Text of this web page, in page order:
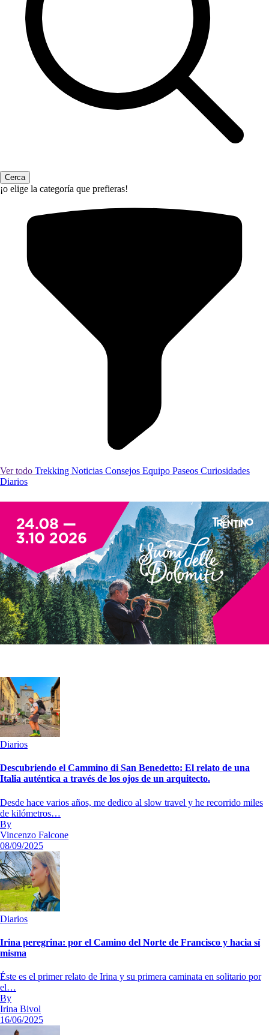
¡o elige la categoría que prefieras!
Ver todo Trekking Noticias Consejos Equipo Paseos Curiosidades
Diarios
Diarios
Descubriendo el Cammino di San Benedetto: El relato de una
Italia auténtica a través de los ojos de un arquitecto.
Desde hace varios años, me dedico al slow travel y he recorrido miles
de kilómetros…
By
Vincenzo Falcone
08/09/2025
Diarios
Irina peregrina: por el Camino del Norte de Francisco y hacia sí
misma
Éste es el primer relato de Irina y su primera caminata en solitario por
el…
By
Irina Bivol
16/06/2025